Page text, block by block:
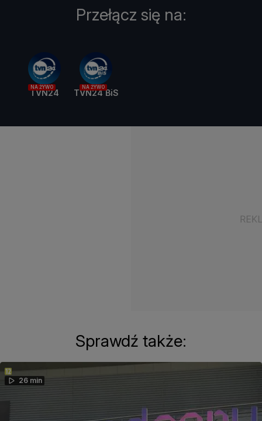
Przełącz się na:
NA ŻYWO
TVN24
NA ŻYWO
TVN24 BiS
Sprawdź także:
26 min